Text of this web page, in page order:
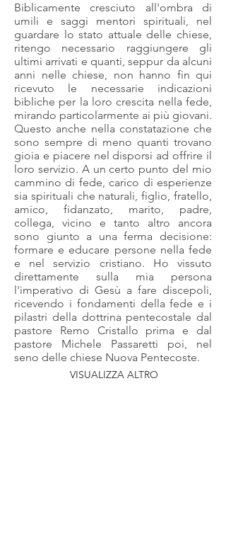
Biblicamente cresciuto all'ombra di
umili e saggi mentori spirituali, nel
guardare lo stato attuale delle chiese,
ritengo necessario raggiungere gli
ultimi arrivati e quanti, seppur da alcuni
anni nelle chiese, non hanno fin qui
ricevuto le necessarie indicazioni
bibliche per la loro crescita nella fede,
mirando particolarmente ai più giovani.
Questo anche nella constatazione che
sono sempre di meno quanti trovano
gioia e piacere nel disporsi ad offrire il
loro servizio. A un certo punto del mio
cammino di fede, carico di esperienze
sia spirituali che naturali, figlio, fratello,
amico, fidanzato, marito, padre,
collega, vicino e tanto altro ancora
sono giunto a una ferma decisione:
formare e educare persone nella fede
e nel servizio cristiano. Ho vissuto
direttamente sulla mia persona
l'imperativo di Gesù a fare discepoli,
ricevendo i fondamenti della fede e i
pilastri della dottrina pentecostale dal
pastore Remo Cristallo prima e dal
pastore Michele Passaretti poi, nel
seno delle chiese Nuova Pentecoste.
VISUALIZZA ALTRO